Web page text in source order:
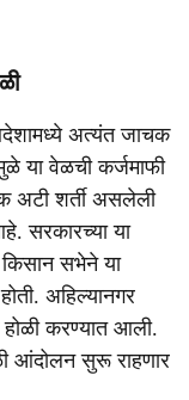
अत्यंत जाचक
या वेळची कर्जमाफी
अटी शर्ती असलेली
सरकारच्या या
किसान सभेने या
अहिल्यानगर
करण्यात आली.
आंदोलन सुरू राहणार